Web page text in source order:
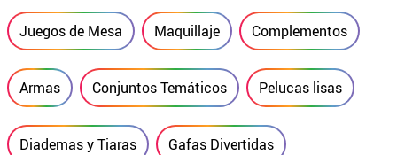
Juegos de Mesa Maquillaje Complementos
Armas Conjuntos Temáticos Pelucas lisas
Diademas y Tiaras Gafas Divertidas